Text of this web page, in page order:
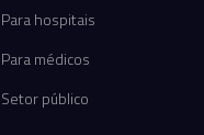
Para hospitais
Para médicos
Setor público